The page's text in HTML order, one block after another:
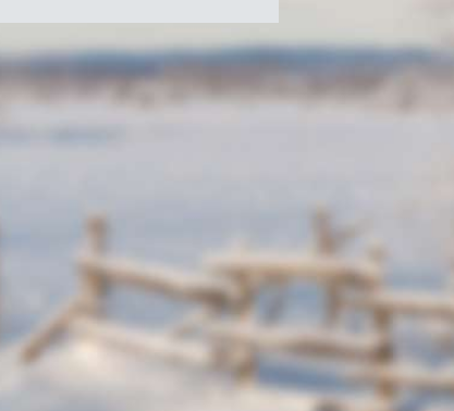
du
gouvernement
du